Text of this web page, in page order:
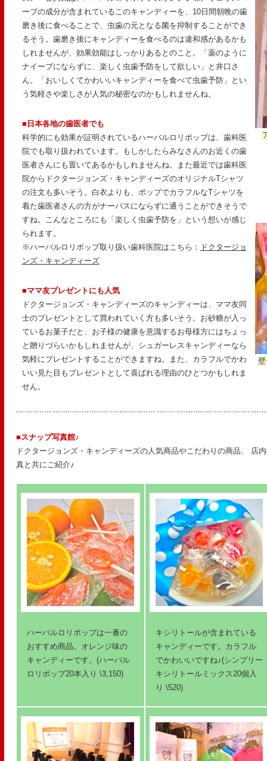
ーブの成分が含まれているこのキャンディーを、10日間朝晩の歯
磨き後に食べることで、虫歯の元となる菌を抑制することができ
るそう。歯磨き後にキャンディーを食べるのは違和感があるかも
しれませんが、効果効能はしっかりあるとのこと。「薬のように
ナイーブにならずに、楽しく虫歯予防をして欲しい」と井口さ
ん。「おいしくてかわいいキャンディーを食べて虫歯予防」とい
う気軽さや楽しさが人気の秘密なのかもしれませんね。
■日本各地の歯医者でも
科学的にも効果が証明されているハーバルロリポップは、歯科医
院でも取り扱われています。もしかしたらみなさんのお近くの歯
医者さんにも置いてあるかもしれませんね。また最近では歯科医
院からドクタージョンズ・キャンディーズのオリジナルTシャツ
の注文も多いそう。白衣よりも、ポップでカラフルなTシャツを
着た歯医者さんの方がナーバスにならずに通うことができそうで
すね。こんなところにも「楽しく虫歯予防を」という想いが感じ
られます。
※ハーバルロリポップ取り扱い歯科医院はこちら： ドクタージョ
ンズ・キャンディーズ
■ママ友プレゼントにも人気
ドクタージョンズ・キャンディーズのキャンディーは、ママ友同
士のプレゼントとして買われていく方も多いそう。お砂糖が入っ
ているお菓子だと、お子様の健康を意識するお母様方にはちょっ
と贈りづらいかもしれませんが、シュガーレスキャンディーなら
気軽にプレゼントすることができますね。また、カラフルでかわ
いい見た目もプレゼントとして喜ばれる理由のひとつかもしれま
せん。
■スナップ写真館♪
ドクタージョンズ・キャンディーズの人気商品やこだわりの商品、 店
真と共にご紹介♪
ハーバルロリポップは一番の
おすすめ商品。オレンジ味の
キャンディーです。(ハーバル
ロリポップ20本入り \3,150)
キシリトールが含まれている
キャンディーです。カラフル
でかわいいですね♪(シンプリー
キシリトールミックス20個入
り \520)